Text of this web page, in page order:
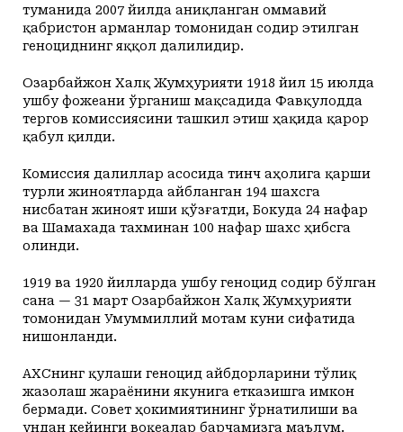
туманида 2007 йилда аниқланган оммавий
қабристон арманлар томонидан содир этилган
геноциднинг яққол далилидир.
Озарбайжон Халқ Жумҳурияти 1918 йил 15 июлда
ушбу фожеани ўрганиш мақсадида Фавқулодда
тергов комиссиясини ташкил этиш ҳақида қарор
қабул қилди.
Комиссия далиллар асосида тинч аҳолига қарши
турли жиноятларда айбланган 194 шахсга
нисбатан жиноят иши қўзғатди, Бокуда 24 нафар
ва Шамахада тахминан 100 нафар шахс ҳибсга
олинди.
1919 ва 1920 йилларда ушбу геноцид содир бўлган
сана — 31 март Озарбайжон Халқ Жумҳурияти
томонидан Умуммиллий мотам куни сифатида
нишонланди.
АХCнинг қулаши геноцид айбдорларини тўлиқ
жазолаш жараёнини якунига етказишга имкон
бермади. Совет ҳокимиятининг ўрнатилиши ва
ундан кейинги воқеалар барчамизга маълум.